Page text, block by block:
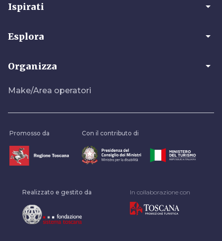
Ispirati arrow_drop_down
Esplora arrow_drop_down
Organizza arrow_drop_down
Make/Area operatori
Promosso da Con il contributo di
Realizzato e gestito da In collaborazione con